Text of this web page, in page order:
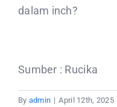
dalam inch?
Sumber : Rucika
By admin | April 12th, 2025